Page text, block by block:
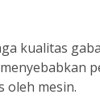
kualitas
oleh mesin.